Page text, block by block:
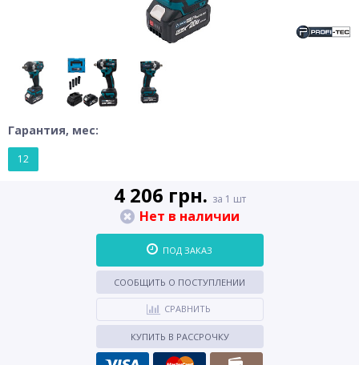
Гарантия, мес:
12
4 206 грн. за 1 шт
Нет в наличии
ПОД ЗАКАЗ
СООБЩИТЬ О ПОСТУПЛЕНИИ
СРАВНИТЬ
КУПИТЬ В РАССРОЧКУ